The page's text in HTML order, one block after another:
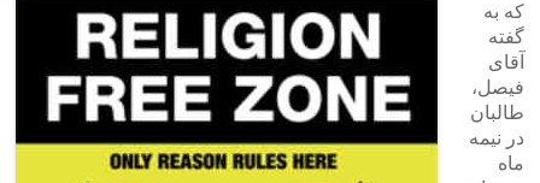
که به
گفته
آقای
فیصل،
طالبان
در نیمه
ماه